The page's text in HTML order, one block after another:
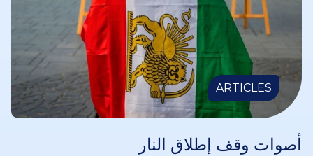
ARTICLES
أصوات وقف إطلاق النار